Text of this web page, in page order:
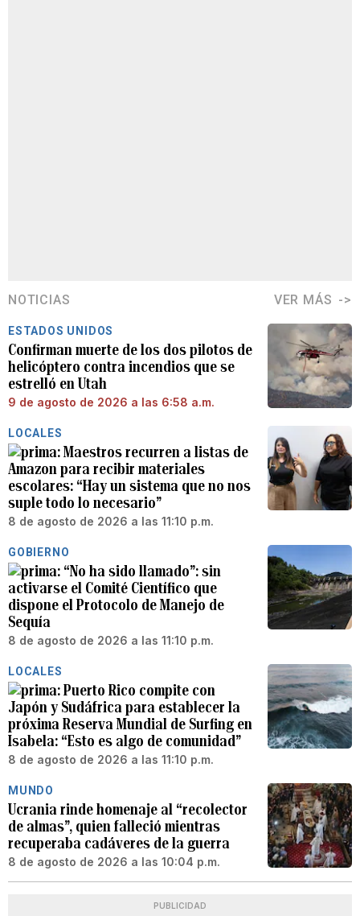
NOTICIAS VER MÁS
ESTADOS UNIDOS
Confirman muerte de los dos pilotos de
helicóptero contra incendios que se
estrelló en Utah
9 de agosto de 2026 a las 6:58 a.m.
LOCALES
Maestros recurren a listas de
Amazon para recibir materiales
escolares: “Hay un sistema que no nos
suple todo lo necesario”
8 de agosto de 2026 a las 11:10 p.m.
GOBIERNO
“No ha sido llamado”: sin
activarse el Comité Científico que
dispone el Protocolo de Manejo de
Sequía
8 de agosto de 2026 a las 11:10 p.m.
LOCALES
Puerto Rico compite con
Japón y Sudáfrica para establecer la
próxima Reserva Mundial de Surfing en
Isabela: “Esto es algo de comunidad”
8 de agosto de 2026 a las 11:10 p.m.
MUNDO
Ucrania rinde homenaje al “recolector
de almas”, quien falleció mientras
recuperaba cadáveres de la guerra
8 de agosto de 2026 a las 10:04 p.m.
PUBLICIDAD